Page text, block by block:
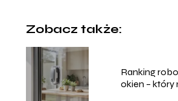
Zobacz także:
Ranking
okien – który